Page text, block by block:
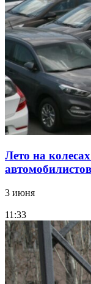
Лето на
3 июня
11:33